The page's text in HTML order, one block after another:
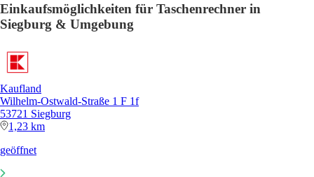
Einkaufsmöglichkeiten für Taschenrechner in
Siegburg & Umgebung
Kaufland
Wilhelm-Ostwald-Straße 1 F 1f
53721 Siegburg
1,23 km
geöffnet